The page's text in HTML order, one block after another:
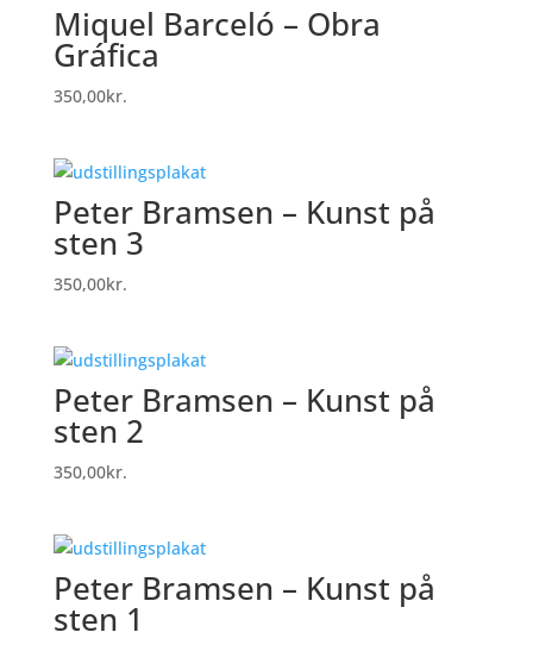
Miquel Barceló – Obra
Gráfica
350,00kr.
Peter Bramsen – Kunst på
sten 3
350,00kr.
Peter Bramsen – Kunst på
sten 2
350,00kr.
Peter Bramsen – Kunst på
sten 1